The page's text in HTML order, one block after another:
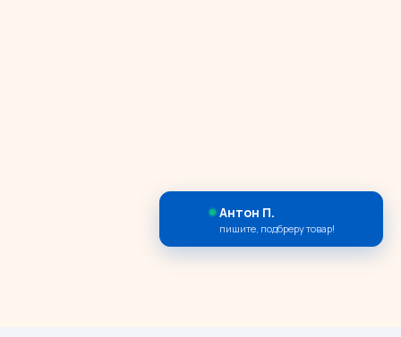
Антон П.
пишите, подбреру товар!